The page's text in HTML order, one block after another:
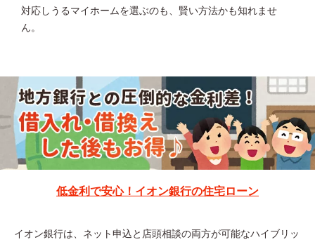
対応しうるマイホームを選ぶのも、賢い方法かも知れませ
ん。
低金利で安心！イオン銀行の住宅ローン
イオン銀行は、ネット申込と店頭相談の両方が可能なハイブリッ